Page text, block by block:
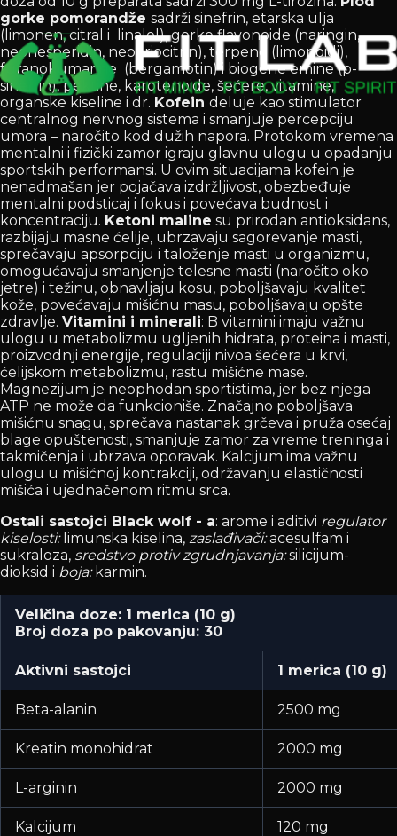
gorke pomorandže sadrži sinefrin, etarska ulja
(limonen, citral i linalol), gorke flavonoide (naringin,
neohesperidin, neoeriocitrin), terpene (limonoidi),
furanokumarine (bergamotin) i biogene emine (p-
sinefrin), pektine, karotenoide, šećere, vitamine,
organske kiseline i dr. Kofein deluje kao stimulator
centralnog nervnog sistema i smanjuje percepciju
umora – naročito kod dužih napora. Protokom vremena
mentalni i fizički zamor igraju glavnu ulogu u opadanju
sportskih performansi. U ovim situacijama kofein je
nenadmašan jer pojačava izdržljivost, obezbeđuje
mentalni podsticaj i fokus i povećava budnost i
koncentraciju. Ketoni maline su prirodan antioksidans,
razbijaju masne ćelije, ubrzavaju sagorevanje masti,
sprečavaju apsorpciju i taloženje masti u organizmu,
omogućavaju smanjenje telesne masti (naročito oko
jetre) i težinu, obnavljaju kosu, poboljšavaju kvalitet
kože, povećavaju mišićnu masu, poboljšavaju opšte
zdravlje. Vitamini i minerali: B vitamini imaju važnu
ulogu u metabolizmu ugljenih hidrata, proteina i masti,
proizvodnji energije, regulaciji nivoa šećera u krvi,
ćelijskom metabolizmu, rastu mišićne mase.
Magnezijum je neophodan sportistima, jer bez njega
ATP ne može da funkcioniše. Značajno poboljšava
mišićnu snagu, sprečava nastanak grčeva i pruža osećaj
blage opuštenosti, smanjuje zamor za vreme treninga i
takmičenja i ubrzava oporavak. Kalcijum ima važnu
ulogu u mišićnoj kontrakciji, održavanju elastičnosti
mišića i ujednačenom ritmu srca.
Ostali sastojci Black wolf - a: arome i aditivi regulator
kiselosti: limunska kiselina, zaslađivači:acesulfam i
sukraloza, sredstvo protiv zgrudnjavanja:silicijum-
dioksid i boja: karmin.
Veličina doze: 1 merica (10 g)
Broj doza po pakovanju: 30
Aktivni sastojci 1 merica (10 g)
Beta-alanin 2500 mg
Kreatin monohidrat 2000 mg
L-arginin 2000 mg
Kalcijum 120 mg